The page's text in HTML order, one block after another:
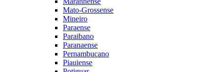
Mato-Grossense
Mineiro
Paraense
Paraibano
Paranaense
Pernambucano
Piauiense